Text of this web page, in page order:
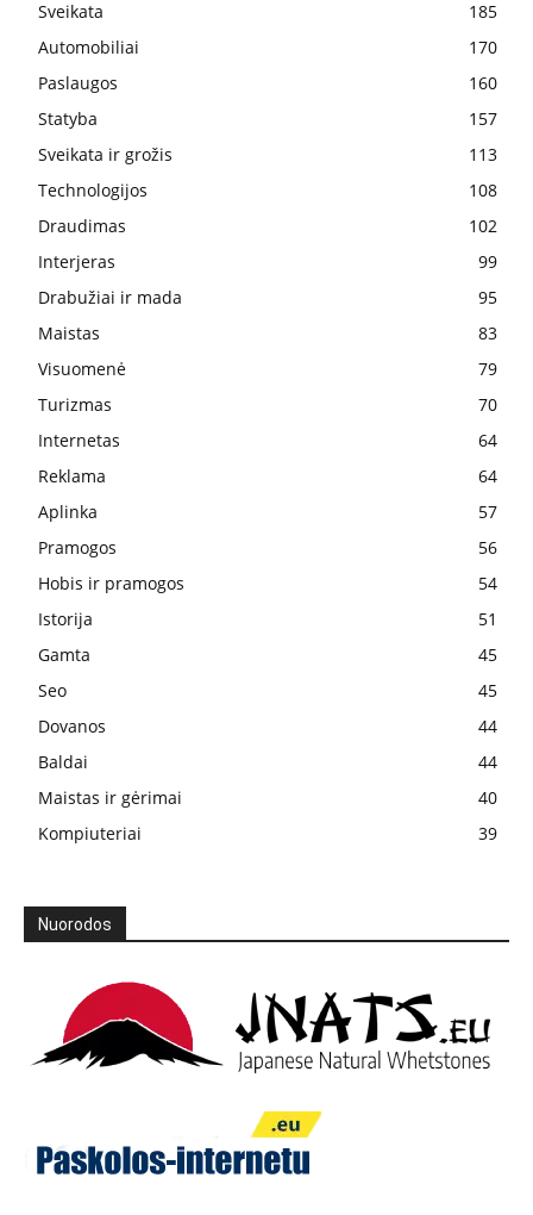
Sveikata
185
Automobiliai
170
Paslaugos
160
Statyba
157
Sveikata ir grožis
113
Technologijos
108
Draudimas
102
Interjeras
99
Drabužiai ir mada
95
Maistas
83
Visuomenė
79
Turizmas
70
Internetas
64
Reklama
64
Aplinka
57
Pramogos
56
Hobis ir pramogos
54
Istorija
51
Gamta
45
Seo
45
Dovanos
44
Baldai
44
Maistas ir gėrimai
40
Kompiuteriai
39
Nuorodos